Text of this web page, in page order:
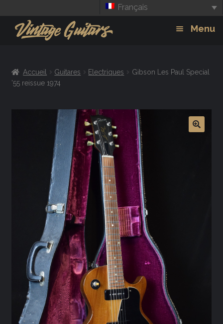
Français
Menu
Amplis
Accueil Guitares Electriques
Gibson Les Paul Special
’55 reissue 1974